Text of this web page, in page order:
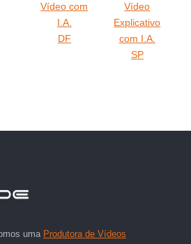
Vídeo com
I.A.
DF
Vídeo
Explicativo
com I.A.
SP
uma Produtora de Vídeos